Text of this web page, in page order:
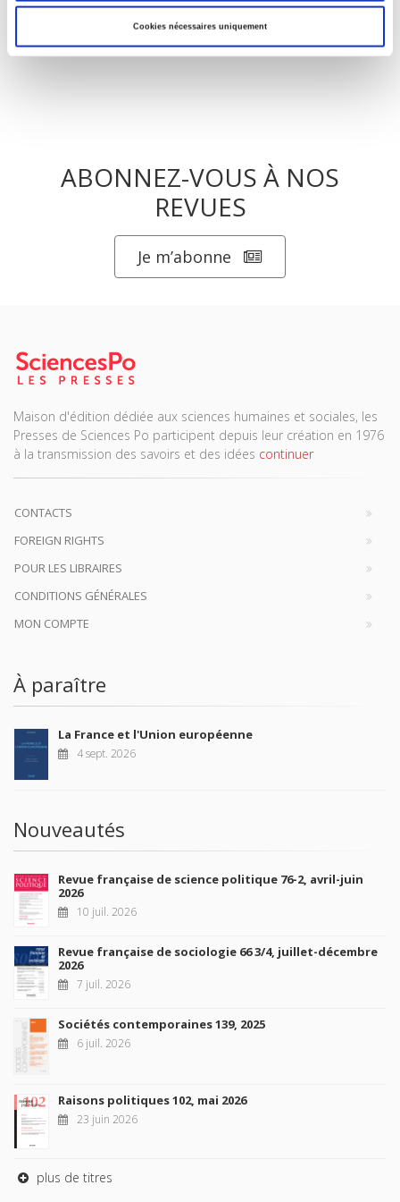
Cookies nécessaires uniquement
ABONNEZ-VOUS À NOS
REVUES
Je m’abonne
Maison d'édition dédiée aux sciences humaines et sociales, les
Presses de Sciences Po participent depuis leur création en 1976
à la transmission des savoirs et des idées continuer
CONTACTS
FOREIGN RIGHTS
POUR LES LIBRAIRES
CONDITIONS GÉNÉRALES
MON COMPTE
À paraître
La France et l'Union européenne
4 sept. 2026
Nouveautés
Revue française de science politique 76-2, avril-juin
2026
10 juil. 2026
Revue française de sociologie 66 3/4, juillet-décembre
2026
7 juil. 2026
Sociétés contemporaines 139, 2025
6 juil. 2026
Raisons politiques 102, mai 2026
23 juin 2026
plus de titres